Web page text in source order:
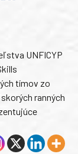
UNFICYP
tímov zo
ranných